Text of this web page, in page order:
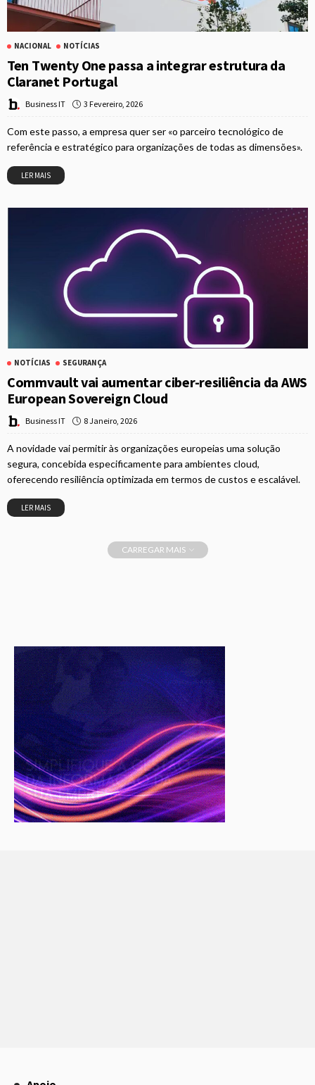
NACIONAL NOTÍCIAS
Ten Twenty One passa a integrar estrutura da
Claranet Portugal
Business IT 3 Fevereiro, 2026
Com este passo, a empresa quer ser «o parceiro tecnológico de
referência e estratégico para organizações de todas as dimensões».
LER MAIS
NOTÍCIAS SEGURANÇA
Commvault vai aumentar ciber-resiliência da AWS
European Sovereign Cloud
Business IT 8 Janeiro, 2026
A novidade vai permitir às organizações europeias uma solução
segura, concebida especificamente para ambientes cloud,
oferecendo resiliência optimizada em termos de custos e escalável.
LER MAIS
CARREGAR MAIS